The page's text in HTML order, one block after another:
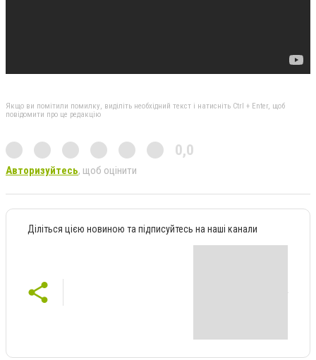
Якщо ви помітили помилку, виділіть необхідний текст і натисніть Ctrl + Enter, щоб
повідомити про це редакцію
0,0
Авторизуйтесь, щоб оцінити
Діліться цією новиною та підписуйтесь на наші канали